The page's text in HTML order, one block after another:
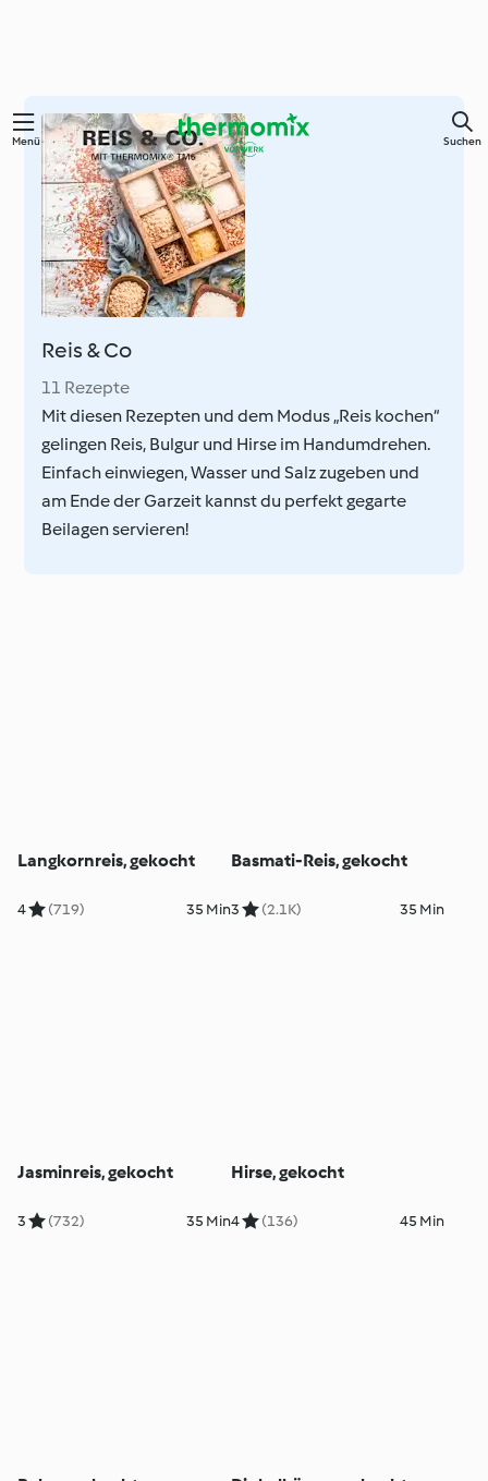
Zum
Hauptinhalt
springen
Menü Suchen
Reis & Co
11 Rezepte
Mit diesen Rezepten und dem Modus „Reis kochen“
gelingen Reis, Bulgur und Hirse im Handumdrehen.
Einfach einwiegen, Wasser und Salz zugeben und
am Ende der Garzeit kannst du perfekt gegarte
Beilagen servieren!
Langkornreis, gekocht
4 (719) 35 Min
Basmati-Reis, gekocht
3 (2.1K) 35 Min
Jasminreis, gekocht
3 (732) 35 Min
Hirse, gekocht
4 (136) 45 Min